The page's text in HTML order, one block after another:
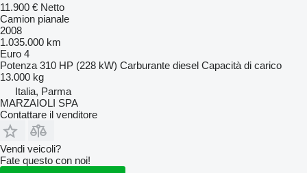
11.900 € Netto
Camion pianale
2008
1.035.000 km
Euro 4
Potenza 310 HP (228 kW) Carburante diesel Capacità di carico
13.000 kg
Italia, Parma
MARZAIOLI SPA
Contattare il venditore
Vendi veicoli?
Fate questo con noi!